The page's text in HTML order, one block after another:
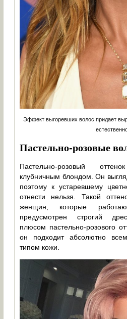
Эффект выгоревших волос придает
Пастельно-розовые
Пастельно-розовый
клубничным блондом. Он
поэтому к устаревшему
отнести нельзя. Такой
женщин, которые
предусмотрен строгий
плюсом пастельно-розового
он подходит абсолютно
типом кожи.